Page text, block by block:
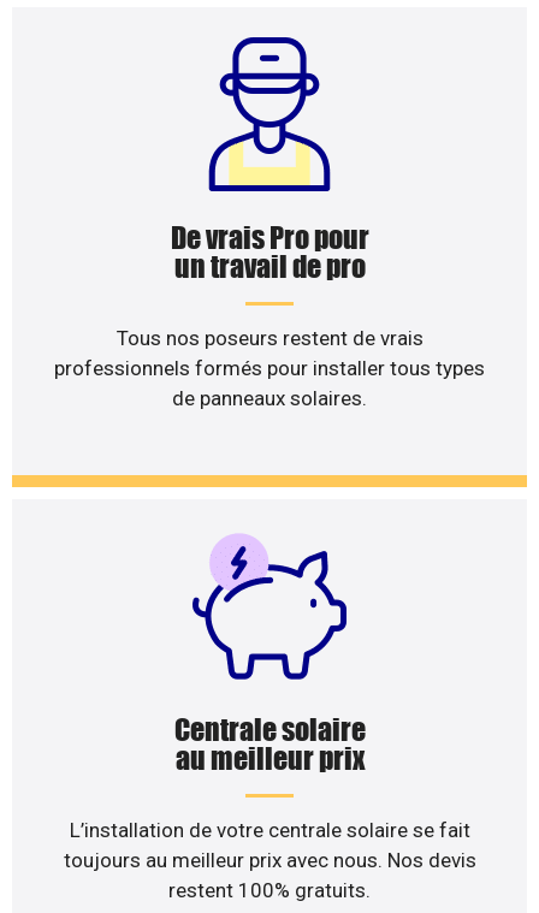
De vrais Pro pour
un travail de pro
Tous nos poseurs restent de vrais
professionnels formés pour installer tous types
de panneaux solaires.
Centrale solaire
au meilleur prix
L’installation de votre centrale solaire se fait
toujours au meilleur prix avec nous. Nos devis
restent 100% gratuits.